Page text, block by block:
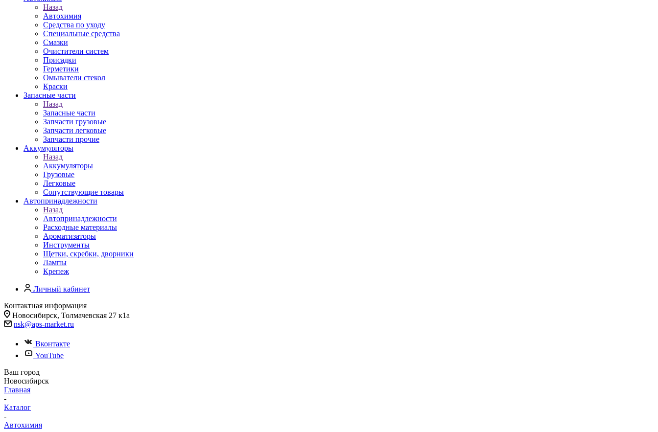
Назад
Автохимия
Средства по уходу
Специальные средства
Смазки
Очистители систем
Присадки
Герметики
Омыватели стекол
Краски
Запасные части
Назад
Запасные части
Запчасти грузовые
Запчасти легковые
Запчасти прочие
Аккумуляторы
Назад
Аккумуляторы
Грузовые
Легковые
Сопутствующие товары
Автопринадлежности
Назад
Автопринадлежности
Расходные материалы
Ароматизаторы
Инструменты
Щетки, скребки, дворники
Лампы
Крепеж
Личный кабинет
Контактная информация
Новосибирск, Толмачевская 27 к1а
nsk@aps-market.ru
Вконтакте
YouTube
Ваш город
Новосибирск
Главная
-
Каталог
-
Автохимия